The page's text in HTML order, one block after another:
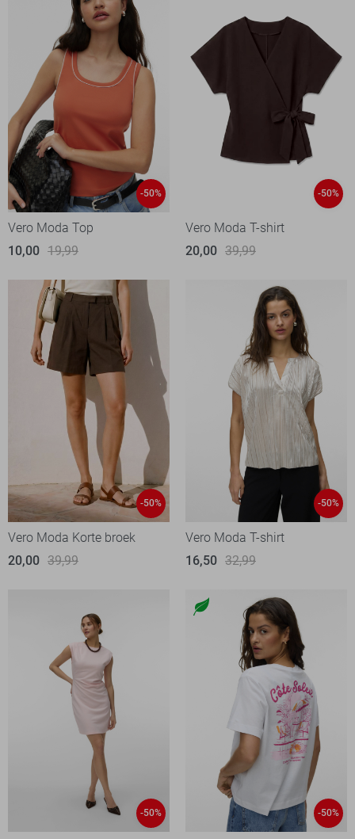
-50%
Vero Moda Top
10,00 19,99
-50%
Vero Moda T-shirt
20,00 39,99
-50%
Vero Moda Korte broek
20,00 39,99
-50%
Vero Moda T-shirt
16,50 32,99
-50% -50%